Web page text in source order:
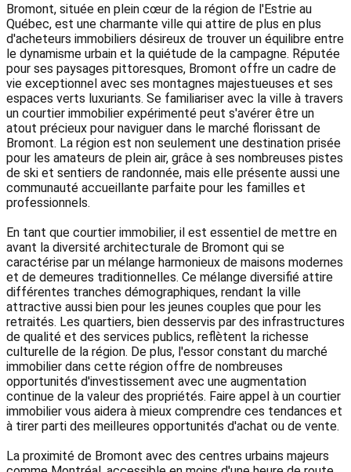
Bromont, située en plein cœur de la région de l'Estrie au
Québec, est une charmante ville qui attire de plus en plus
d'acheteurs immobiliers désireux de trouver un équilibre entre
le dynamisme urbain et la quiétude de la campagne. Réputée
pour ses paysages pittoresques, Bromont offre un cadre de
vie exceptionnel avec ses montagnes majestueuses et ses
espaces verts luxuriants. Se familiariser avec la ville à travers
un courtier immobilier expérimenté peut s'avérer être un
atout précieux pour naviguer dans le marché florissant de
Bromont. La région est non seulement une destination prisée
pour les amateurs de plein air, grâce à ses nombreuses pistes
de ski et sentiers de randonnée, mais elle présente aussi une
communauté accueillante parfaite pour les familles et
professionnels.
En tant que courtier immobilier, il est essentiel de mettre en
avant la diversité architecturale de Bromont qui se
caractérise par un mélange harmonieux de maisons modernes
et de demeures traditionnelles. Ce mélange diversifié attire
différentes tranches démographiques, rendant la ville
attractive aussi bien pour les jeunes couples que pour les
retraités. Les quartiers, bien desservis par des infrastructures
de qualité et des services publics, reflètent la richesse
culturelle de la région. De plus, l'essor constant du marché
immobilier dans cette région offre de nombreuses
opportunités d'investissement avec une augmentation
continue de la valeur des propriétés. Faire appel à un courtier
immobilier vous aidera à mieux comprendre ces tendances et
à tirer parti des meilleures opportunités d'achat ou de vente.
La proximité de Bromont avec des centres urbains majeurs